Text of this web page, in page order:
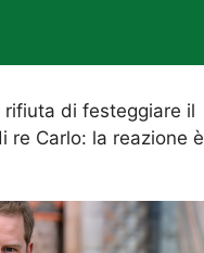
rifiuta di festeggiare il
re Carlo: la reazione è